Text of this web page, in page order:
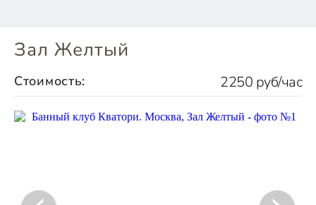
Зал Желтый
Стоимость: 2250 руб/час